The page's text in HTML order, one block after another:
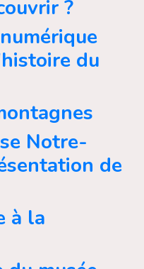
?
du
Notre-
de
à la